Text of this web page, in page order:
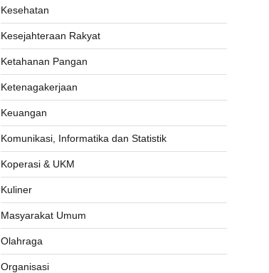
Kesehatan
Kesejahteraan Rakyat
Ketahanan Pangan
Ketenagakerjaan
Keuangan
Komunikasi, Informatika dan Statistik
Koperasi & UKM
Kuliner
Masyarakat Umum
Olahraga
Organisasi